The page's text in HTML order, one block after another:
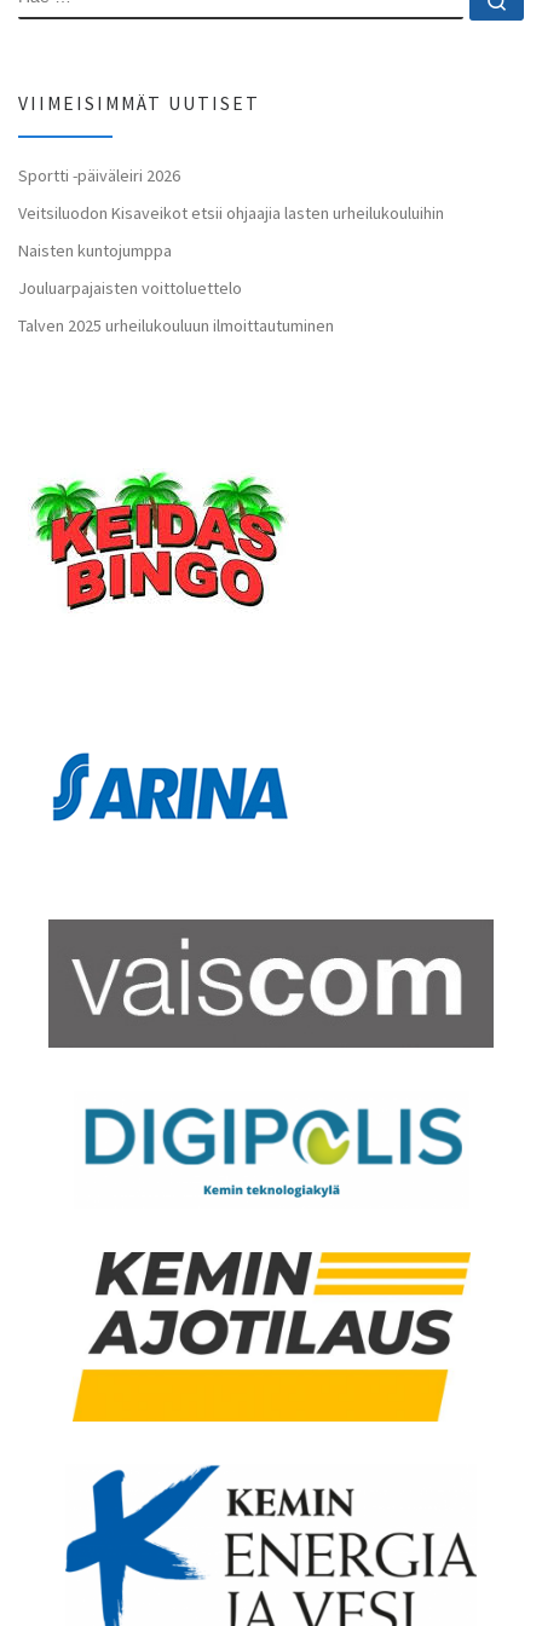
VIIMEISIMMÄT UUTISET
Sportti -päiväleiri 2026
Veitsiluodon Kisaveikot etsii ohjaajia lasten urheilukouluihin
Naisten kuntojumppa
Jouluarpajaisten voittoluettelo
Talven 2025 urheilukouluun ilmoittautuminen